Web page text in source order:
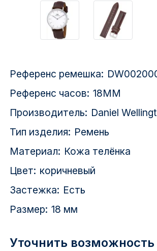
2717 км
2-я Смирновка
4-й Участок
52127 городок
Референс ремешка:
Референс часов: 18MM
Производитель: Daniel
Тип изделия: Ремень
Материал: Кожа телёнка
Цвет: коричневый
Застежка: Есть
Размер: 18 мм
Уточнить возможность